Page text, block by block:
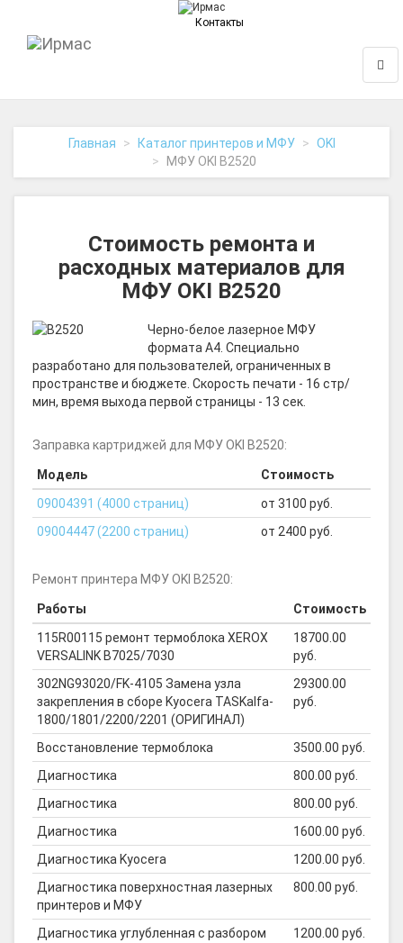
Контакты
Главная Каталог принтеров и МФУ
OKI
МФУ OKI B2520
Стоимость ремонта и
расходных материалов для
МФУ OKI B2520
Черно-белое лазерное МФУ
формата A4. Специально
разработано для пользователей, ограниченных в
пространстве и бюджете. Скорость печати - 16 стр/
мин, время выхода первой страницы - 13 сек.
Заправка картриджей для МФУ OKI B2520:
Модель
Стоимость
09004391 (4000 страниц)
от 3100 руб.
09004447 (2200 страниц)
от 2400 руб.
Ремонт принтера МФУ OKI B2520:
Работы
Стоимость
115R00115 ремонт термоблока XEROX
VERSALINK B7025/7030
18700.00
руб.
302NG93020/FK-4105 Замена узла
закрепления в сборе Kyocera TASKalfa-
1800/1801/2200/2201 (ОРИГИНАЛ)
29300.00
руб.
Восстановление термоблока
3500.00 руб.
Диагностика
800.00 руб.
Диагностика
800.00 руб.
Диагностика
1600.00 руб.
Диагностика Kyocera
1200.00 руб.
Диагностика поверхностная лазерных
принтеров и МФУ
800.00 руб.
Диагностика углубленная с разбором
1200.00 руб.